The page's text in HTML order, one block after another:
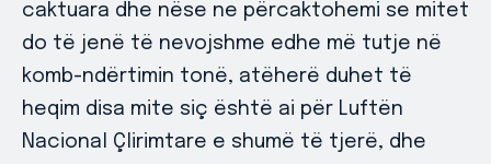
caktuara dhe nëse ne përcaktohemi se mitet
do të jenë të nevojshme edhe më tutje në
komb-ndërtimin tonë, atëherë duhet të
heqim disa mite siç është ai për Luftën
Nacional Çlirimtare e shumë të tjerë, dhe